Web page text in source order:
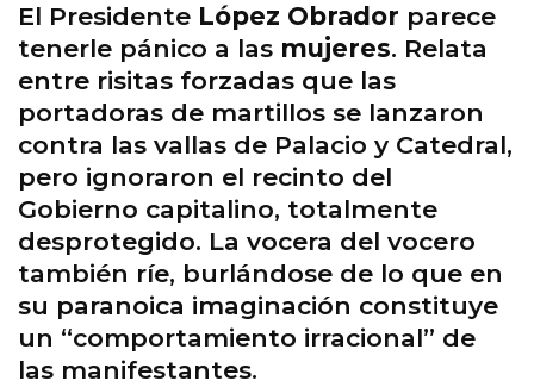
El Presidente López Obrador parece
tenerle pánico a las mujeres. Relata
entre risitas forzadas que las
portadoras de martillos se lanzaron
contra las vallas de Palacio y Catedral,
pero ignoraron el recinto del
Gobierno capitalino, totalmente
desprotegido. La vocera del vocero
también ríe, burlándose de lo que en
su paranoica imaginación constituye
un “comportamiento irracional” de
las manifestantes.